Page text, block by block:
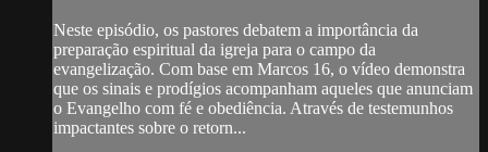
Neste episódio, os pastores debatem a importância da
preparação espiritual da igreja para o campo da
evangelização. Com base em Marcos 16, o vídeo demonstra
que os sinais e prodígios acompanham aqueles que anunciam
o Evangelho com fé e obediência. Através de testemunhos
impactantes sobre o retorn...